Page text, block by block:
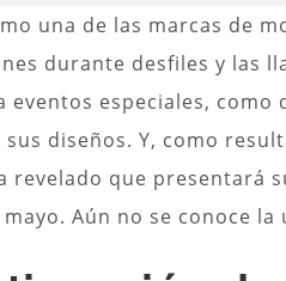
una de las marcas de
durante desfiles y las
eventos especiales,
diseños. Y, como
revelado que presentará
mayo. Aún no se conoce la